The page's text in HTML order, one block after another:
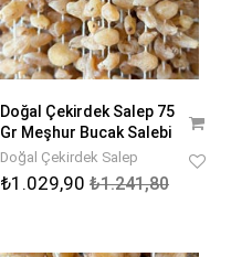
Doğal Çekirdek Salep 75
Gr Meşhur Bucak Salebi
Doğal Çekirdek Salep
₺1.029,90 ₺1.241,80